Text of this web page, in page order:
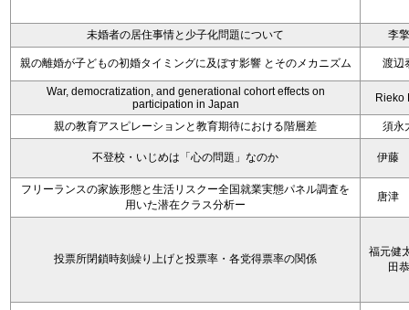
未婚者の居住事情と少子化問題について 李
親の離婚が子どもの初婚タイミングに及ぼす影響 とそのメカニズム 渡辺
War, democratization, and generational cohort effects on
participation in Japan
Rieko
親の教育アスピレーションと教育期待における階層差 須永
不登校・いじめは「心の問題」なのか 伊藤
フリーランスの家族形態と生活リスクー全国就業実態パネル調査を
用いた潜在クラス分析ー
唐津
投票所閉鎖時刻繰り上げと投票率・各党得票率の関係
福元健
田